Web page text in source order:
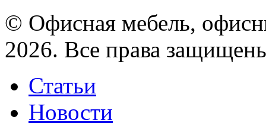
© Офисная мебель,
2026. Все права
Статьи
Новости